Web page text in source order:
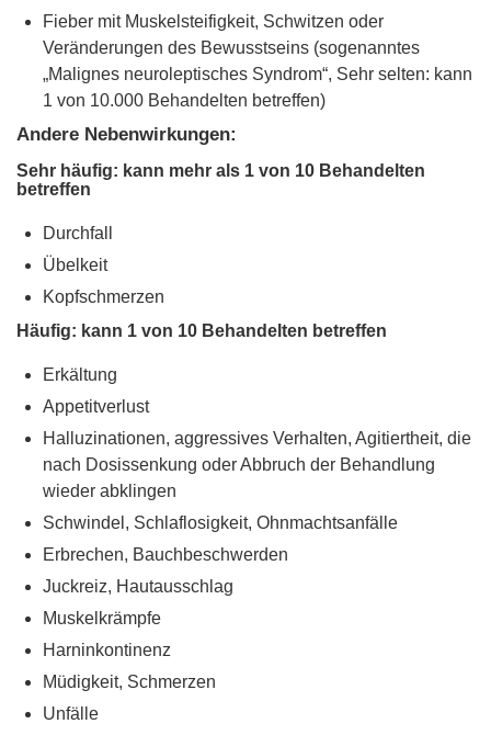
Fieber mit Muskelsteifigkeit, Schwitzen oder
Veränderungen des Bewusstseins (sogenanntes
„Malignes neuroleptisches Syndrom“, Sehr selten: kann
1 von 10.000 Behandelten betreffen)
Andere Nebenwirkungen:
Sehr häufig: kann mehr als 1 von 10 Behandelten
betreffen
Durchfall
Übelkeit
Kopfschmerzen
Häufig: kann 1 von 10 Behandelten betreffen
Erkältung
Appetitverlust
Halluzinationen, aggressives Verhalten, Agitiertheit, die
nach Dosissenkung oder Abbruch der Behandlung
wieder abklingen
Schwindel, Schlaflosigkeit, Ohnmachtsanfälle
Erbrechen, Bauchbeschwerden
Juckreiz, Hautausschlag
Muskelkrämpfe
Harninkontinenz
Müdigkeit, Schmerzen
Unfälle